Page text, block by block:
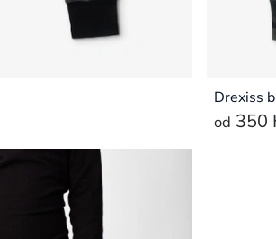
Drexiss
od 350